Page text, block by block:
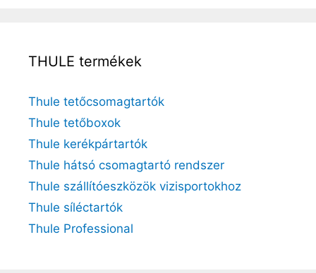
THULE termékek
Thule tetőcsomagtartók
Thule tetőboxok
Thule kerékpártartók
Thule hátsó csomagtartó rendszer
Thule szállítóeszközök vizisportokhoz
Thule síléctartók
Thule Professional